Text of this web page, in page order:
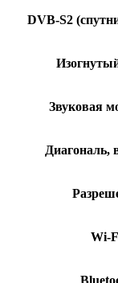
DVB-S2
Звуковая
Диагональ,
Wi-